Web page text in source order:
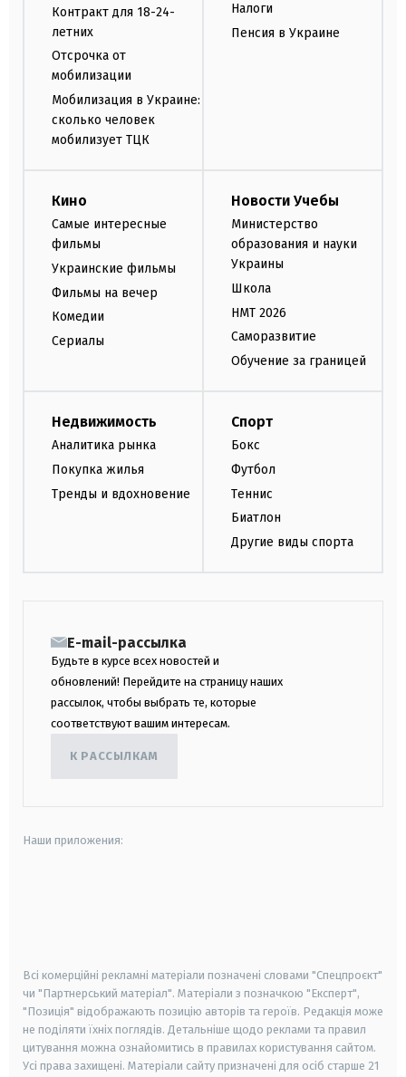
Контракт для 18-24-
летних
Отсрочка от
мобилизации
Мобилизация в Украине:
сколько человек
мобилизует ТЦК
Налоги
Пенсия в Украине
Кино
Самые интересные
фильмы
Украинские фильмы
Фильмы на вечер
Комедии
Сериалы
Новости Учебы
Министерство
образования и науки
Украины
Школа
НМТ 2026
Саморазвитие
Обучение за границей
Недвижимость
Аналитика рынка
Покупка жилья
Тренды и вдохновение
Спорт
Бокс
Футбол
Теннис
Биатлон
Другие виды спорта
E-mail-рассылка
Будьте в курсе всех новостей и
обновлений! Перейдите на страницу наших
рассылок, чтобы выбрать те, которые
соответствуют вашим интересам.
К РАССЫЛКАМ
Наши приложения:
Всі комерційні рекламні матеріали позначені словами "Спецпроєкт"
чи "Партнерський матеріал". Матеріали з позначкою "Експерт",
"Позиція" відображають позицію авторів та героїв. Редакція може
не поділяти їхніх поглядів. Детальніше щодо реклами та правил
цитування можна ознайомитись в правилах користування сайтом.
Усі права захищені. Матеріали сайту призначені для осіб старше 21